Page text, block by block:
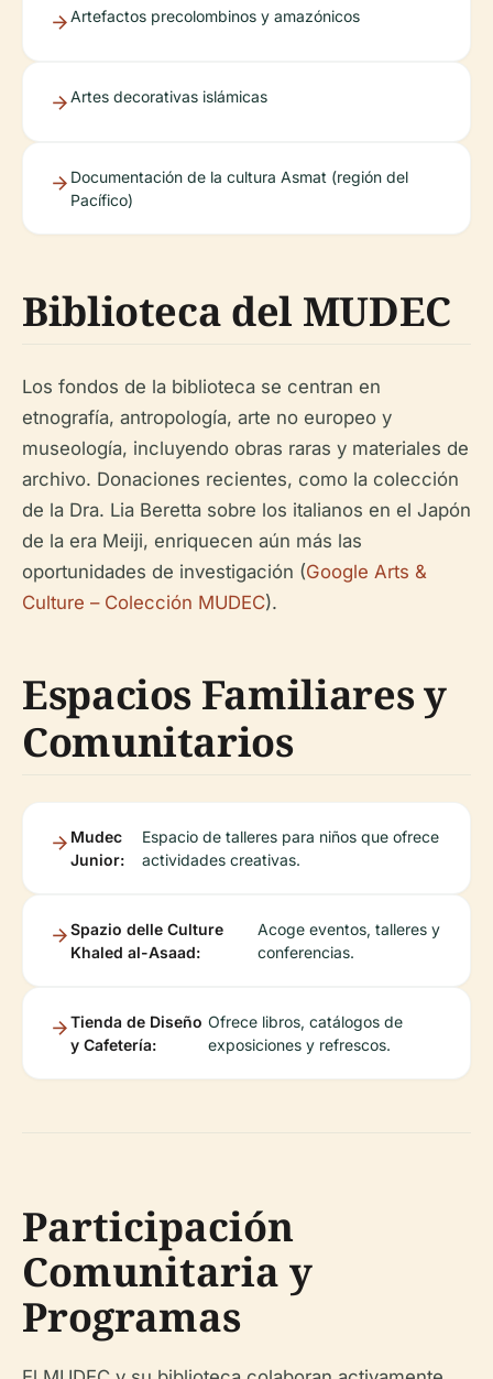
Artefactos precolombinos y amazónicos
Artes decorativas islámicas
Documentación de la cultura Asmat (región del
Pacífico)
Biblioteca del MUDEC
Los fondos de la biblioteca se centran en
etnografía, antropología, arte no europeo y
museología, incluyendo obras raras y materiales de
archivo. Donaciones recientes, como la colección
de la Dra. Lia Beretta sobre los italianos en el Japón
de la era Meiji, enriquecen aún más las
oportunidades de investigación (Google Arts &
Culture – Colección MUDEC).
Espacios Familiares y
Comunitarios
Mudec
Junior:
Espacio de talleres para niños que ofrece
actividades creativas.
Spazio delle Culture
Khaled al-Asaad:
Acoge eventos, talleres y
conferencias.
Tienda de Diseño
y Cafetería:
Ofrece libros, catálogos de
exposiciones y refrescos.
Participación
Comunitaria y
Programas